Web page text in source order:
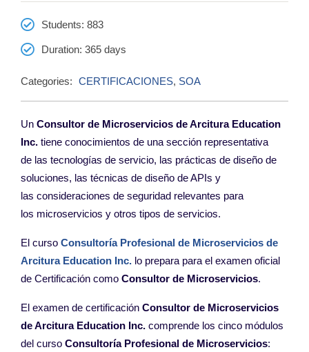
Students: 883
Duration: 365 days
Categories: CERTIFICACIONES, SOA
Un Consultor de Microservicios de Arcitura Education
Inc. tiene conocimientos de una sección representativa
de las tecnologías de servicio, las prácticas de diseño de
soluciones, las técnicas de diseño de APIs y
las consideraciones de seguridad relevantes para
los microservicios y otros tipos de servicios.
El curso Consultoría Profesional de Microservicios de
Arcitura Education Inc. lo prepara para el examen oficial
de Certificación como Consultor de Microservicios.
El examen de certificación Consultor de Microservicios
de Arcitura Education Inc. comprende los cinco módulos
del curso Consultoría Profesional de Microservicios: